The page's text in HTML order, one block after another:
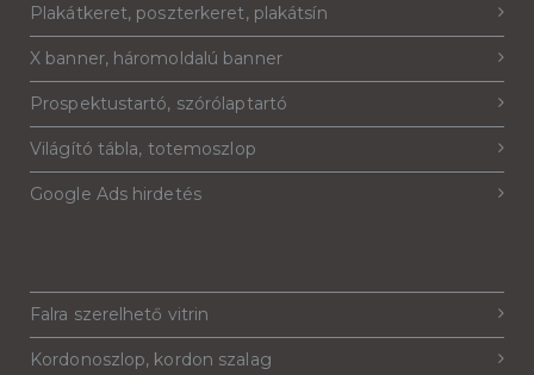
Plakátkeret, poszterkeret, plakátsín
X banner, háromoldalú banner
Prospektustartó, szórólaptartó
Világító tábla, totemoszlop
Google Ads hirdetés
Falra szerelhető vitrin
Kordonoszlop, kordon szalag